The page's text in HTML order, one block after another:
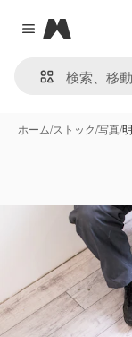
Close menu
Magnific
ホーム/ストック/写真/